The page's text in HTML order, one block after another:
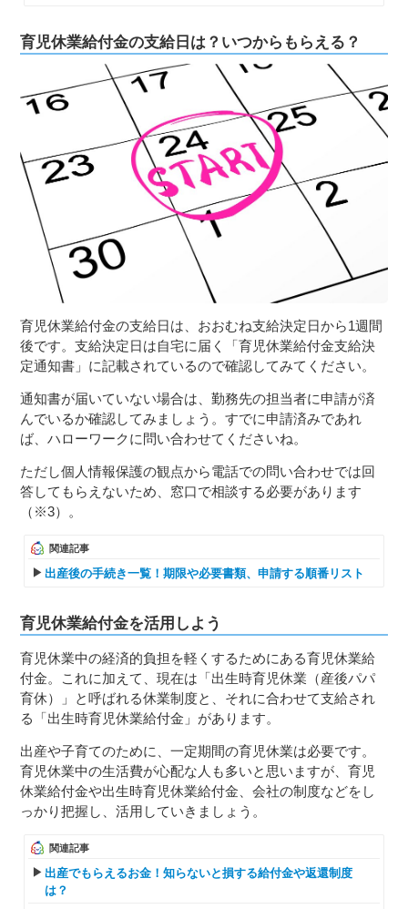
育児休業給付金の支給日は？いつからもらえる？
育児休業給付金の支給日は、おおむね支給決定日から1週間
後です。支給決定日は自宅に届く「育児休業給付金支給決
定通知書」に記載されているので確認してみてください。
通知書が届いていない場合は、勤務先の担当者に申請が済
んでいるか確認してみましょう。すでに申請済みであれ
ば、ハローワークに問い合わせてくださいね。
ただし個人情報保護の観点から電話での問い合わせでは回
答してもらえないため、窓口で相談する必要があります
（※3）。
関連記事
出産後の手続き一覧！期限や必要書類、申請する順番リスト
育児休業給付金を活用しよう
育児休業中の経済的負担を軽くするためにある育児休業給
付金。これに加えて、現在は「出生時育児休業（産後パパ
育休）」と呼ばれる休業制度と、それに合わせて支給され
る「出生時育児休業給付金」があります。
出産や子育てのために、一定期間の育児休業は必要です。
育児休業中の生活費が心配な人も多いと思いますが、育児
休業給付金や出生時育児休業給付金、会社の制度などをし
っかり把握し、活用していきましょう。
関連記事
出産でもらえるお金！知らないと損する給付金や返還制度
は？